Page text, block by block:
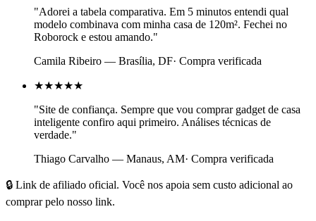
"Adorei a tabela comparativa. Em 5 minutos entendi qual
modelo combinava com minha casa de 120m². Fechei no
Roborock e estou amando."
Camila Ribeiro — Brasília, DF· Compra verificada
★★★★★
"Site de confiança. Sempre que vou comprar gadget de casa
inteligente confiro aqui primeiro. Análises técnicas de
verdade."
Thiago Carvalho — Manaus, AM· Compra verificada
🔒 Link de afiliado oficial. Você nos apoia sem custo adicional ao
comprar pelo nosso link.